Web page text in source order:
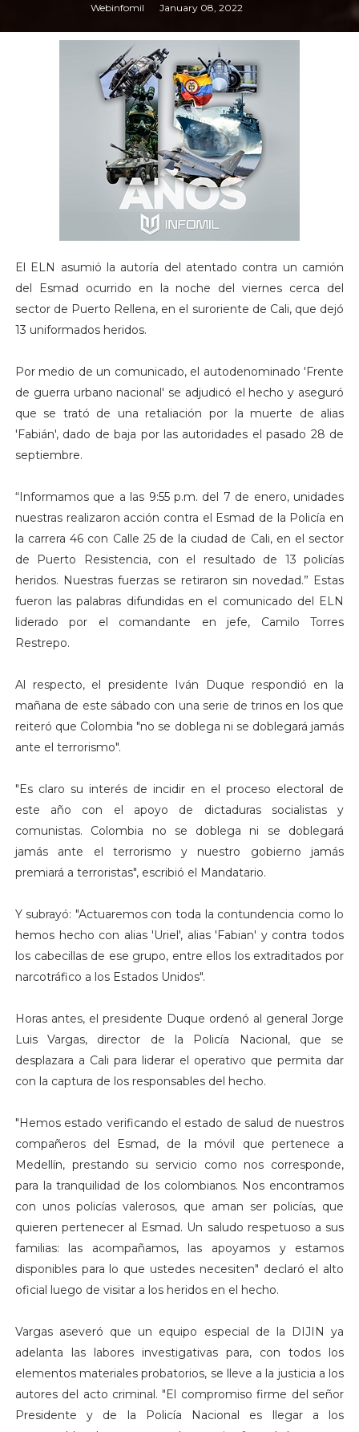
Webinfomil January 08, 2022
El ELN asumió la autoría del atentado contra un camión
del Esmad ocurrido en la noche del viernes cerca del
sector de Puerto Rellena, en el suroriente de Cali, que dejó
13 uniformados heridos.
Por medio de un comunicado, el autodenominado 'Frente
de guerra urbano nacional' se adjudicó el hecho y aseguró
que se trató de una retaliación por la muerte de alias
'Fabián', dado de baja por las autoridades el pasado 28 de
septiembre.
“Informamos que a las 9:55 p.m. del 7 de enero, unidades
nuestras realizaron acción contra el Esmad de la Policía en
la carrera 46 con Calle 25 de la ciudad de Cali, en el sector
de Puerto Resistencia, con el resultado de 13 policías
heridos. Nuestras fuerzas se retiraron sin novedad.” Estas
fueron las palabras difundidas en el comunicado del ELN
liderado por el comandante en jefe, Camilo Torres
Restrepo.
Al respecto, el presidente Iván Duque respondió en la
mañana de este sábado con una serie de trinos en los que
reiteró que Colombia "no se doblega ni se doblegará jamás
ante el terrorismo".
"Es claro su interés de incidir en el proceso electoral de
este año con el apoyo de dictaduras socialistas y
comunistas. Colombia no se doblega ni se doblegará
jamás ante el terrorismo y nuestro gobierno jamás
premiará a terroristas", escribió el Mandatario.
Y subrayó: "Actuaremos con toda la contundencia como lo
hemos hecho con alias 'Uriel', alias 'Fabian' y contra todos
los cabecillas de ese grupo, entre ellos los extraditados por
narcotráfico a los Estados Unidos".
Horas antes, el presidente Duque ordenó al general Jorge
Luis Vargas, director de la Policía Nacional, que se
desplazara a Cali para liderar el operativo que permita dar
con la captura de los responsables del hecho.
"Hemos estado verificando el estado de salud de nuestros
compañeros del Esmad, de la móvil que pertenece a
Medellín, prestando su servicio como nos corresponde,
para la tranquilidad de los colombianos. Nos encontramos
con unos policías valerosos, que aman ser policías, que
quieren pertenecer al Esmad. Un saludo respetuoso a sus
familias: las acompañamos, las apoyamos y estamos
disponibles para lo que ustedes necesiten" declaró el alto
oficial luego de visitar a los heridos en el hecho.
Vargas aseveró que un equipo especial de la DIJIN ya
adelanta las labores investigativas para, con todos los
elementos materiales probatorios, se lleve a la justicia a los
autores del acto criminal. "El compromiso firme del señor
Presidente y de la Policía Nacional es llegar a los